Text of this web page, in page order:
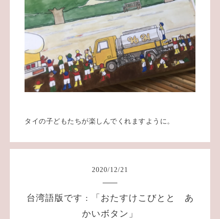
タイの子どもたちが楽しんでくれますように。
2020/12/21
台湾語版です : 「おたすけこびとと あ
かいボタン」